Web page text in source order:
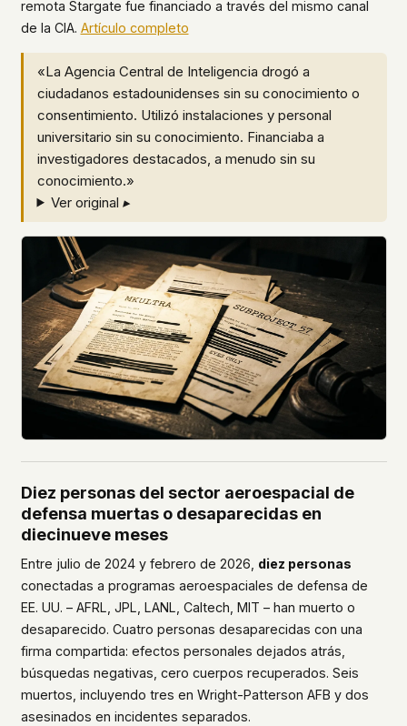
remota Stargate fue financiado a través del mismo canal
de la CIA. Artículo completo
«La Agencia Central de Inteligencia drogó a
ciudadanos estadounidenses sin su conocimiento o
consentimiento. Utilizó instalaciones y personal
universitario sin su conocimiento. Financiaba a
investigadores destacados, a menudo sin su
conocimiento.»
Ver original ▸
Diez personas del sector aeroespacial de
defensa muertas o desaparecidas en
diecinueve meses
Entre julio de 2024 y febrero de 2026, diez personas
conectadas a programas aeroespaciales de defensa de
EE. UU. – AFRL, JPL, LANL, Caltech, MIT – han muerto o
desaparecido. Cuatro personas desaparecidas con una
firma compartida: efectos personales dejados atrás,
búsquedas negativas, cero cuerpos recuperados. Seis
muertos, incluyendo tres en Wright-Patterson AFB y dos
asesinados en incidentes separados.